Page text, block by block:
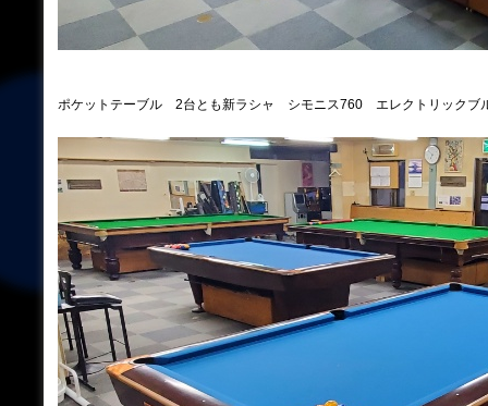
ポケットテーブル 2台とも新ラシャ シモニス760 エレクトリックブ